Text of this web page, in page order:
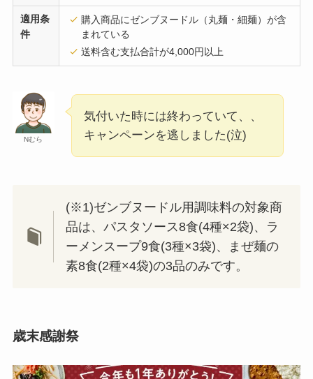
適用条
件
購入商品にゼンブヌードル（丸麺・細麺）が含
まれている
送料含む支払合計が4,000円以上
Nむら
気付いた時には終わっていて、、
キャンペーンを逃しました(泣)
(※1)ゼンブヌードル用調味料の対象商
品は、パスタソース8食(4種×2袋)、ラ
ーメンスープ9食(3種×3袋)、まぜ麺の
素8食(2種×4袋)の3品のみです。
歳末感謝祭